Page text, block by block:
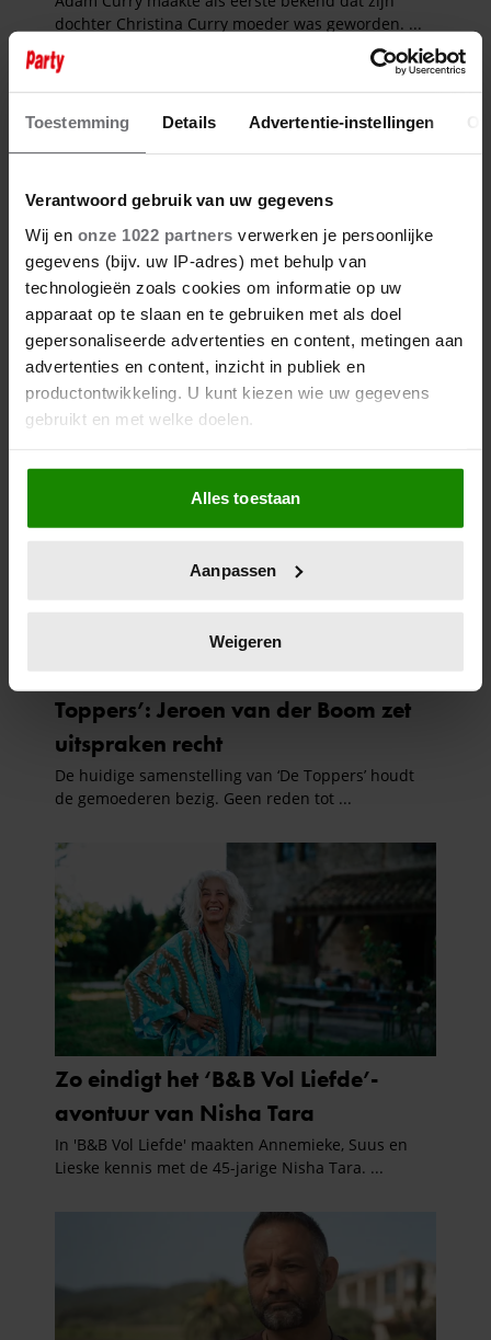
Toestemming Details Advertentie-instellingen
Verantwoord gebruik van uw gegevens
Wij en onze 1022 partners verwerken je persoonlijke
gegevens (bijv. uw IP-adres) met behulp van
technologieën zoals cookies om informatie op uw
apparaat op te slaan en te gebruiken met als doel
gepersonaliseerde advertenties en content, metingen aan
advertenties en content, inzicht in publiek en
productontwikkeling. U kunt kiezen wie uw gegevens
gebruikt en met welke doelen.
Als u het toestaat, willen we ook graag:
Informatie verzamelen over uw geografische
locatie, die tot een paar meter nauwkeurig kan zijn
scannen op specifieke eigenschappen (fingerprinting)
verwerkt en stel uw voorkeuren in het
intrekken in de Cookieverklaring.
We gebruiken cookies om content en advertenties te
personaliseren, om functies voor social media te bieden
en om ons websiteverkeer te analyseren. Ook delen we
partners voor social media, adverteren en analyse. Deze
partners kunnen deze gegevens combineren met andere
informatie die u aan ze heeft verstrekt of die ze hebben
verzameld op basis van uw gebruik van hun services. U
gaat akkoord met onze cookies als u onze website blijft
gebruiken.
Alles toestaan
Aanpassen
Weigeren